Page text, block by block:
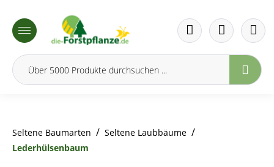
springen
Seltene Baumarten / Seltene Laubbäume /
Lederhülsenbaum